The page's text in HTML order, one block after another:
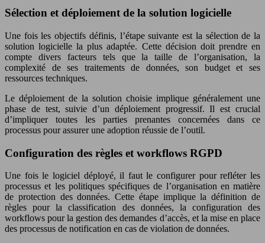
Sélection et déploiement de la solution logicielle
Une fois les objectifs définis, l’étape suivante est la sélection de la
solution logicielle la plus adaptée. Cette décision doit prendre en
compte divers facteurs tels que la taille de l’organisation, la
complexité de ses traitements de données, son budget et ses
ressources techniques.
Le déploiement de la solution choisie implique généralement une
phase de test, suivie d’un déploiement progressif. Il est crucial
d’impliquer toutes les parties prenantes concernées dans ce
processus pour assurer une adoption réussie de l’outil.
Configuration des règles et workflows RGPD
Une fois le logiciel déployé, il faut le configurer pour refléter les
processus et les politiques spécifiques de l’organisation en matière
de protection des données. Cette étape implique la définition de
règles pour la classification des données, la configuration des
workflows pour la gestion des demandes d’accès, et la mise en place
des processus de notification en cas de violation de données.